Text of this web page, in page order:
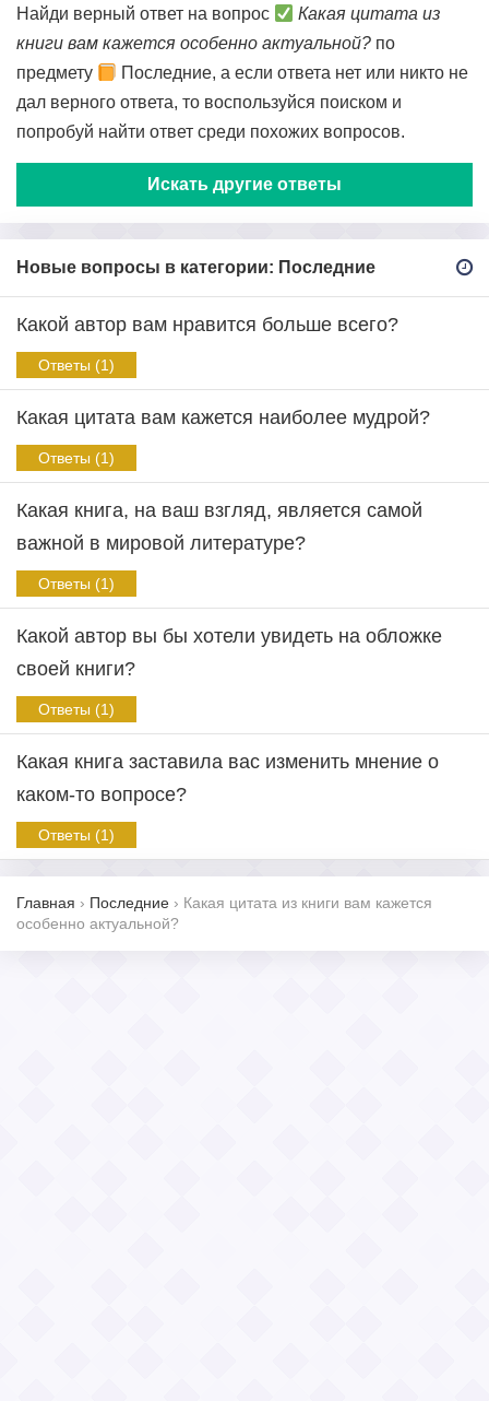
Найди верный ответ на вопрос
Какая цитата из
книги вам кажется особенно актуальной? по
предмету
Последние, а если ответа нет или никто не
дал верного ответа, то воспользуйся поиском и
попробуй найти ответ среди похожих вопросов.
Искать другие ответы
Новые вопросы в категории: Последние
Какой автор вам нравится больше всего?
Ответы (1)
Какая цитата вам кажется наиболее мудрой?
Ответы (1)
Какая книга, на ваш взгляд, является самой
важной в мировой литературе?
Ответы (1)
Какой автор вы бы хотели увидеть на обложке
своей книги?
Ответы (1)
Какая книга заставила вас изменить мнение о
каком-то вопросе?
Ответы (1)
Главная › Последние › Какая цитата из книги вам кажется
особенно актуальной?